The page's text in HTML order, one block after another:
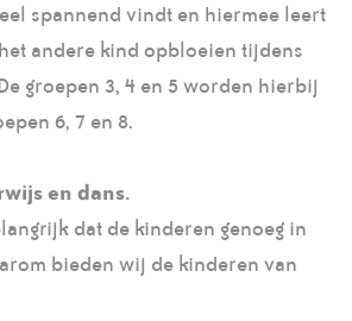
spannend vindt en hiermee leert
andere kind opbloeien tijdens
groepen 3, 4 en 5 worden hierbij
6, 7 en 8.
en dans.
dat de kinderen genoeg in
bieden wij de kinderen van